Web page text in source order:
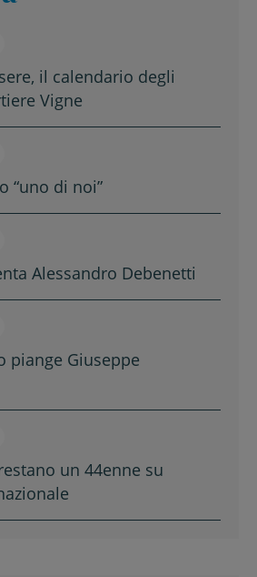
il calendario degli
Vigne
“uno di noi”
Alessandro Debenetti
piange Giuseppe
un 44enne su